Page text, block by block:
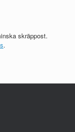
skräppost.
.